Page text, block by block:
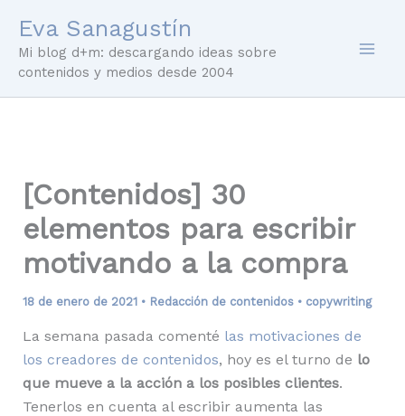
contenido
Eva Sanagustín
Mi blog d+m: descargando ideas sobre
contenidos y medios desde 2004
[Contenidos] 30
elementos para escribir
motivando a la compra
18 de enero de 2021 • Redacción de contenidos• copywriting
La semana pasada comenté las motivaciones de
los creadores de contenidos, hoy es el turno de lo
que mueve a la acción a los posibles clientes.
Tenerlos en cuenta al escribir aumenta las